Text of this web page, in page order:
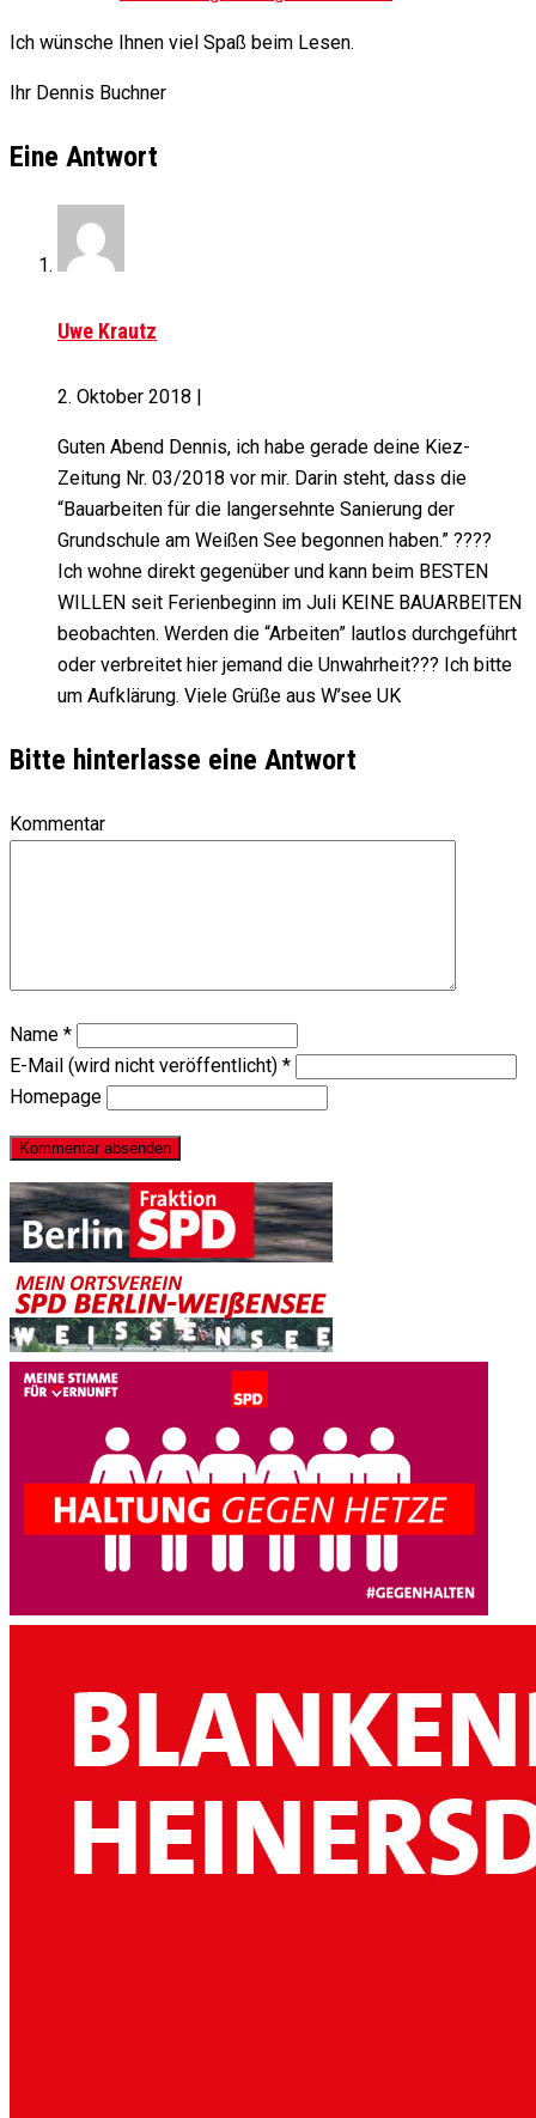
Ich wünsche Ihnen viel Spaß beim Lesen.
Ihr Dennis Buchner
Eine Antwort
Uwe Krautz
2. Oktober 2018
Guten Abend Dennis, ich habe gerade deine Kiez-
Zeitung Nr. 03/2018 vor mir. Darin steht, dass die
“Bauarbeiten für die langersehnte Sanierung der
Grundschule am Weißen See begonnen haben.” ????
Ich wohne direkt gegenüber und kann beim BESTEN
WILLEN seit Ferienbeginn im Juli KEINE BAUARBEITEN
beobachten. Werden die “Arbeiten” lautlos durchgeführt
oder verbreitet hier jemand die Unwahrheit??? Ich bitte
um Aufklärung. Viele Grüße aus W’see UK
Bitte hinterlasse eine Antwort
Kommentar
Name *
E-Mail (wird nicht veröffentlicht) *
Homepage